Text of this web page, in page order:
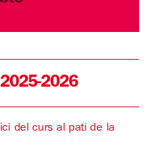
2026
del curs al pati de la